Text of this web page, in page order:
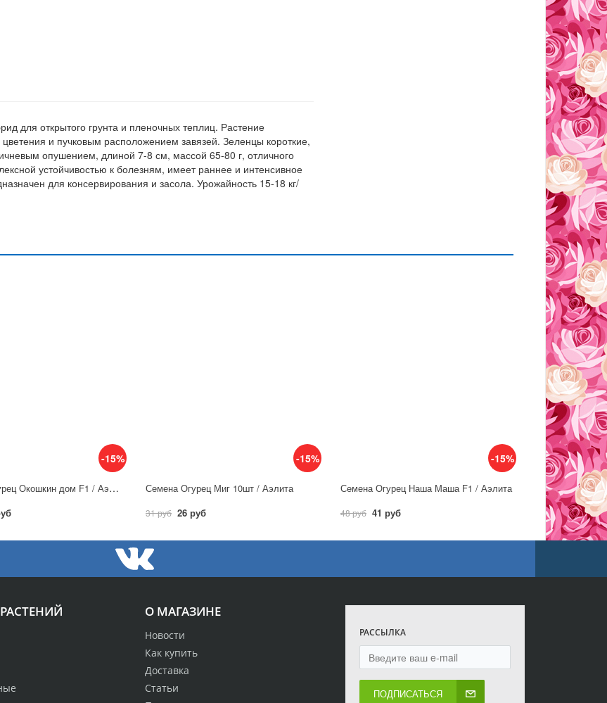
для открытого грунта и пленочных теплиц. Растение
и пучковым расположением завязей. Зеленцы короткие,
опушением, длиной 7-8 см, массой 65-80 г, отличного
устойчивостью к болезням, имеет раннее и интенсивное
для консервирования и засола. Урожайность 15-18 кг/
-15%
Семена Огурец Окошкин дом F1 / Аэлита
-15%
Семена Огурец Миг 10шт / Аэлита
31 руб 26 руб
-15%
Семена Огурец Наша Маша F1 / Аэлита
48 руб 41 руб
О МАГАЗИНЕ
Новости
Как купить
Доставка
Статьи
РАССЫЛКА
ПОДПИСАТЬСЯ